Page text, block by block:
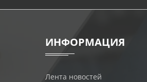
ИНФОРМАЦИЯ
Лента новостей